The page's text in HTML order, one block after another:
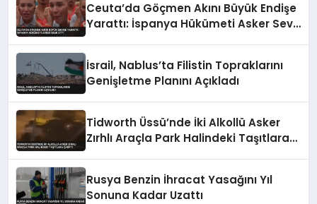
Ceuta’da Göçmen Akını Büyük Endişe
Yarattı: İspanya Hükümeti Asker Sevk
İsrail, Nablus’ta Filistin Topraklarını
Genişletme Planını Açıkladı
Tidworth Üssü’nde İki Alkollü Asker
Zırhlı Araçla Park Halindeki Taşıtlara
Rusya Benzin İhracat Yasağını Yıl
Sonuna Kadar Uzattı